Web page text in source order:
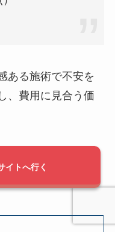
ある施術で不安を
、費用に見合う価
イトへ行く